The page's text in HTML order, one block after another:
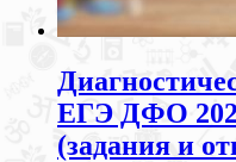
ЕГЭ ДФО
(задания и